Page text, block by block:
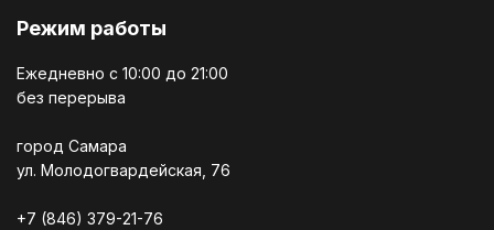
Режим работы
Ежедневно c 10:00 до 21:00
без перерыва
город Самара
ул. Молодогвардейская, 76
+7 (846) 379-21-76